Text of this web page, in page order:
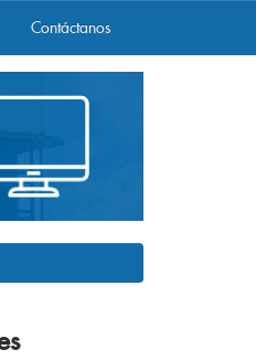
Contáctanos